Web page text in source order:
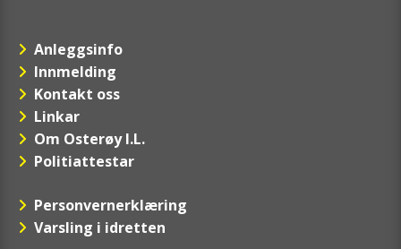
Anleggsinfo
Innmelding
Kontakt oss
Linkar
Om Osterøy I.L.
Politiattestar
Personvernerklæring
Varsling i idretten